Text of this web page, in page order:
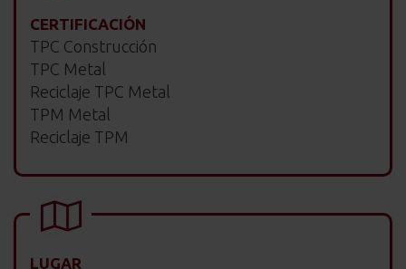
CERTIFICACIÓN
TPC Construcción
TPC Metal
Reciclaje TPC Metal
TPM Metal
Reciclaje TPM
LUGAR